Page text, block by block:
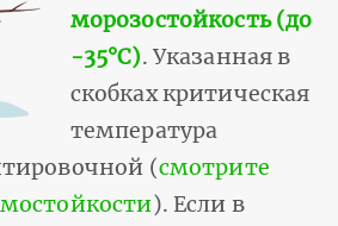
морозостойкость (до
-35°С). Указанная в
скобках критическая
температура
(смотрите
). Если в